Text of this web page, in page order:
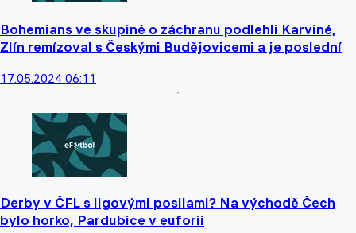
Bohemians ve skupině o záchranu podlehli Karviné,
Zlín remízoval s Českými Budějovicemi a je poslední
17.05.2024 06:11
Derby v ČFL s ligovými posilami? Na východě Čech
bylo horko, Pardubice v euforii